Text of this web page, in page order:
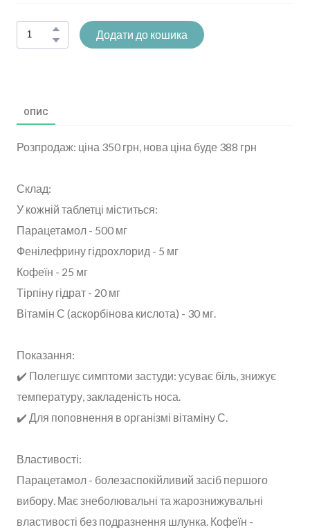
Додати до кошика
ОПИС
Розпродаж: ціна 350 грн, нова ціна буде 388 грн
Склад:
У кожній таблетці міститься:
Парацетамол - 500 мг
Фенілефрину гідрохлорид - 5 мг
Кофеїн - 25 мг
Тірпіну гідрат - 20 мг
Вітамін С (аскорбінова кислота) - 30 мг.
Показання:
✔️ Полегшує симптоми застуди: усуває біль, знижує
температуру, закладеність носа.
✔️ Для поповнення в організмі вітаміну С.
Властивості:
Парацетамол - болезаспокійливий засіб першого
вибору. Має знеболювальні та жарознижувальні
властивості без подразнення шлунка. Кофеїн -